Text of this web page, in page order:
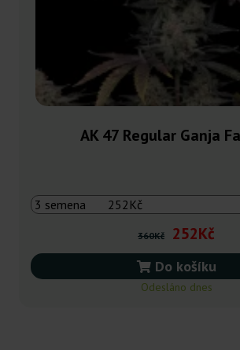
AK 47 Regular Ganja
360Kč 252Kč
Do košíku
Odesláno dnes